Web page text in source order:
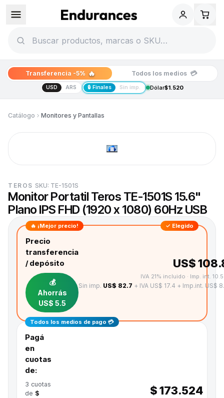
Transferencia -5% 🔥 Todos los medios 💳
USD ARS 🔒 Finales Sin imp. Dólar$1.520
Catálogo Monitores y Pantallas
TEROS SKU: TE-1501S
Monitor Portatil Teros TE-1501S 15.6"
Plano IPS FHD (1920 x 1080) 60Hz USB
🔥 ¡Mejor precio! ✓ Elegido
Precio
transferencia
/ depósito
💰
Ahorrás
US$ 5.5
US$
IVA 21% incluido · Imp. int.
Sin imp. US$ 82.7 + IVA US$ 17.4 + Imp.int. US$
Todos los medios de pago 💳
Pagá
en
cuotas
de:
3 cuotas
de $
$ 173.524